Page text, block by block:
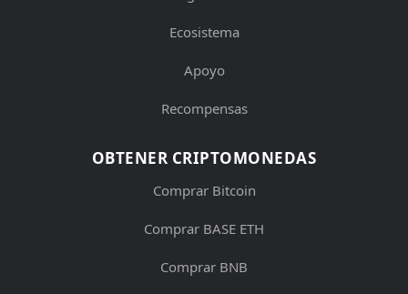
Ecosistema
Apoyo
Recompensas
OBTENER CRIPTOMONEDAS
Comprar Bitcoin
Comprar BASE ETH
Comprar BNB